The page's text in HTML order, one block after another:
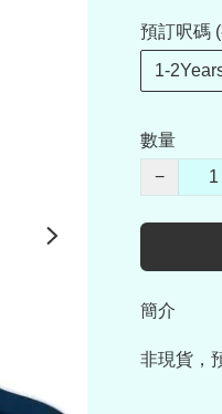
預訂呎碼
1-
數量
−
簡介
非現貨，